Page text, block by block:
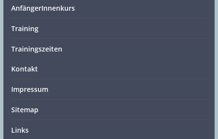
AnfängerInnenkurs
Training
Trainingszeiten
Kontakt
Impressum
Sitemap
Links